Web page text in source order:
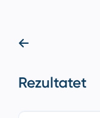
Rezultatet